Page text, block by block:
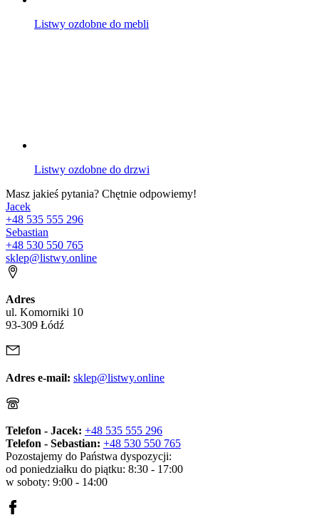
Listwy ozdobne do mebli
Listwy ozdobne do drzwi
Masz jakieś pytania? Chętnie odpowiemy!
Jacek
+48 535 555 296
Sebastian
+48 530 550 765
sklep@listwy.online
Adres
ul. Komorniki 10
93-309 Łódź
Adres e-mail: sklep@listwy.online
Telefon - Jacek: +48 535 555 296
Telefon - Sebastian: +48 530 550 765
Pozostajemy do Państwa dyspozycji:
od poniedziałku do piątku: 8:30 - 17:00
w soboty: 9:00 - 14:00